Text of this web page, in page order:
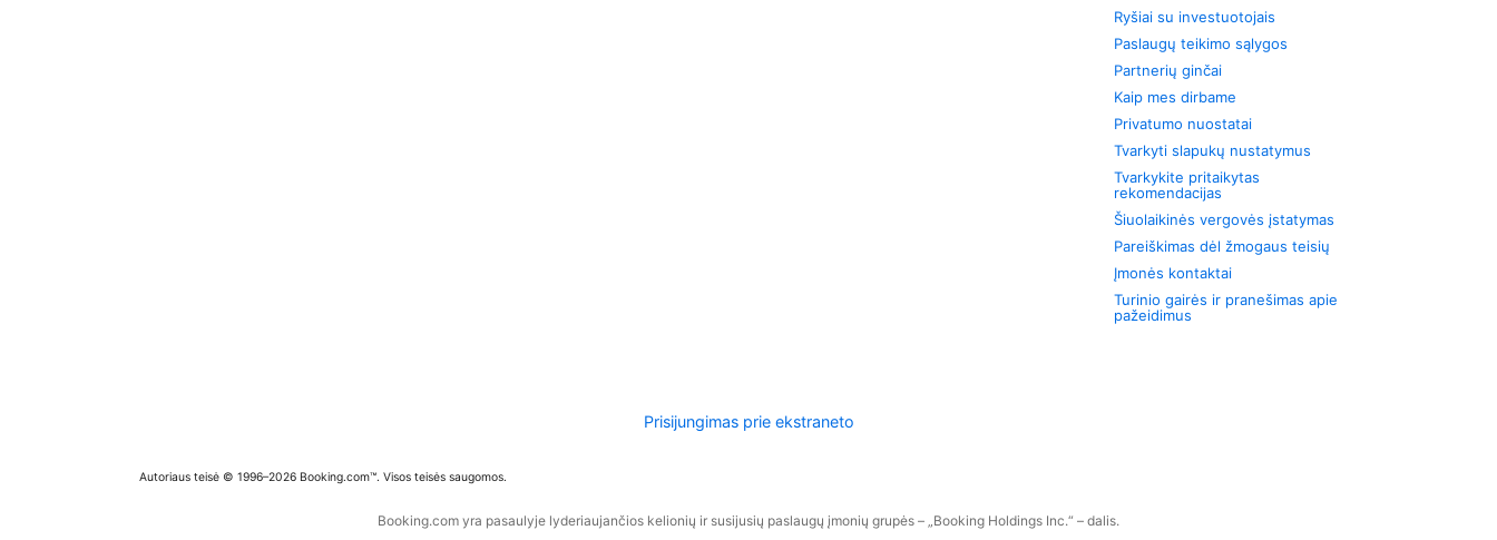
Ryšiai su investuotojais
Paslaugų teikimo sąlygos
Partnerių ginčai
Kaip mes dirbame
Privatumo nuostatai
Tvarkyti slapukų nustatymus
Tvarkykite pritaikytas
rekomendacijas
Šiuolaikinės vergovės įstatymas
Pareiškimas dėl žmogaus teisių
Įmonės kontaktai
Turinio gairės ir pranešimas apie
pažeidimus
Prisijungimas prie ekstraneto
Autoriaus teisė © 1996–2026 Booking.com™. Visos teisės saugomos.
Booking.com yra pasaulyje lyderiaujančios kelionių ir susijusių paslaugų įmonių grupės – „Booking Holdings Inc.“ – dalis.